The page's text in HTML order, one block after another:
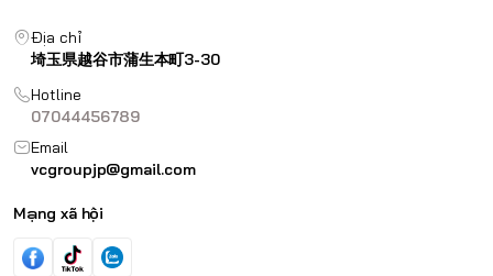
Địa chỉ
埼玉県越谷市蒲生本町3-30
Hotline
07044456789
Email
vcgroupjp@gmail.com
Mạng xã hội